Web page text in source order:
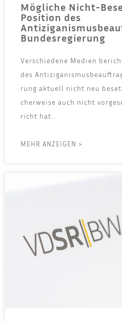
Mögliche Nicht-
Position des
Bundesregierung
Ver­schie­de­ne Medi­en
des
rung aktu­ell nicht neu
cher­wei­se auch nicht
richt hat...
MEHR ANZEIGEN >